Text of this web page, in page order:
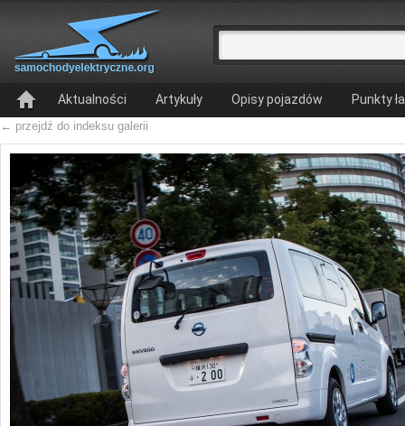
Aktualności Artykuły Opisy pojazdów Punkty
← przejdź do indeksu galerii